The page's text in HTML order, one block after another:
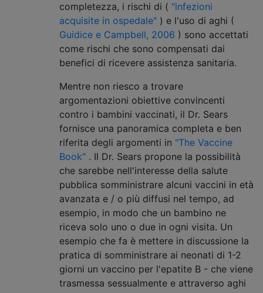
completezza, i rischi di ( "infezioni
acquisite in ospedale" ) e l'uso di aghi (
Guidice e Campbell, 2006 ) sono accettati
come rischi che sono compensati dai
benefici di ricevere assistenza sanitaria.
Mentre non riesco a trovare
argomentazioni obiettive convincenti
contro i bambini vaccinati, il Dr. Sears
fornisce una panoramica completa e ben
riferita degli argomenti in "The Vaccine
Book" . Il Dr. Sears propone la possibilità
che sarebbe nell'interesse della salute
pubblica somministrare alcuni vaccini in età
avanzata e / o più diffusi nel tempo, ad
esempio, in modo che un bambino ne
riceva solo uno o due in ogni visita. Un
esempio che fa è mettere in discussione la
pratica di somministrare ai neonati di 1-2
giorni un vaccino per l'epatite B - che viene
trasmessa sessualmente e attraverso aghi